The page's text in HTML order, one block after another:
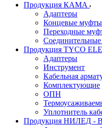
Продукция КАМА
Адаптеры
Концевые муфты
Переходные
Продукция TYCO
Адаптеры
Инструмент
Кабельная
Комплектующие
ОПН
Уплотнитель
Продукция НИЛЕД -